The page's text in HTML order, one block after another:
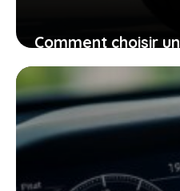
Comment choisir
atoocycles qui
et plaisir au
24 mai 2026